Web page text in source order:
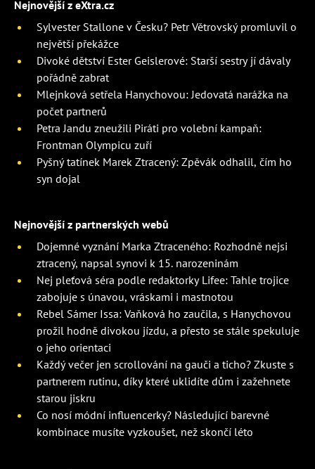
Nejnovější z eXtra.cz
Sylvester Stallone v Česku? Petr Větrovský promluvil o
největší překážce
Divoké dětství Ester Geislerové: Starší sestry jí dávaly
pořádně zabrat
Mlejnková setřela Hanychovou: Jedovatá narážka na
počet partnerů
Petra Jandu zneužili Piráti pro volební kampaň:
Frontman Olympicu zuří
Pyšný tatínek Marek Ztracený: Zpěvák odhalil, čím ho
syn dojal
Nejnovější z partnerských webů
Dojemné vyznání Marka Ztraceného: Rozhodně nejsi
ztracený, napsal synovi k 15. narozeninám
Nej pleťová séra podle redaktorky Lifee: Tahle trojice
zabojuje s únavou, vráskami i mastnotou
Rebel Sámer Issa: Vaňková ho zaučila, s Hanychovou
prožil hodně divokou jízdu, a přesto se stále spekuluje
o jeho orientaci
Každý večer jen scrollování na gauči a ticho? Zkuste s
partnerem rutinu, díky které uklidíte dům i zažehnete
starou jiskru
Co nosí módní influencerky? Následující barevné
kombinace musíte vyzkoušet, než skončí léto